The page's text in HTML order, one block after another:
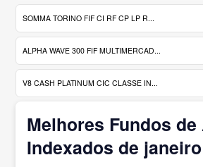
SOMMA TORINO FIF CI RF CP LP R...
ALPHA WAVE 300 FIF MULTIMERCAD...
V8 CASH PLATINUM CIC CLASSE IN...
Melhores Fundos de
Indexados de